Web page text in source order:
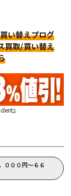
い替えプログ
買取/買い替え
』
０００円～６６